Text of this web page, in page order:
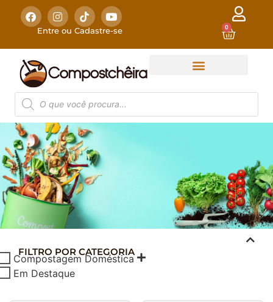
Entre ou Cadastre-se 0
COMPOSTAGEM
DOMÉSTICA
Composte seus Resíduos - Trate
FILTRO POR CATEGORIA
Compostagem Doméstica
Em Destaque